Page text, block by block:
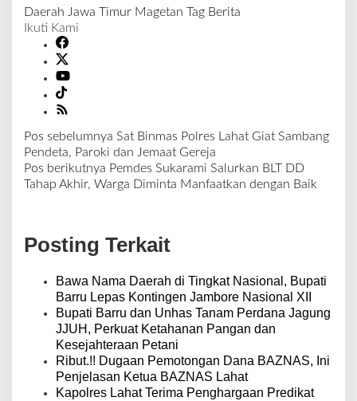
Daerah Jawa Timur Magetan Tag Berita
Ikuti Kami
N
a
v
a
s
Pos sebelumnya Sat Binmas Polres Lahat Giat Sambang
Pendeta, Paroki dan Jemaat Gereja
Pos berikutnya Pemdes Sukarami Salurkan BLT DD
Tahap Akhir, Warga Diminta Manfaatkan dengan Baik
Posting Terkait
Bawa Nama Daerah di Tingkat Nasional, Bupati
Barru Lepas Kontingen Jambore Nasional XII
Bupati Barru dan Unhas Tanam Perdana Jagung
JJUH, Perkuat Ketahanan Pangan dan
Kesejahteraan Petani
Ribut.!! Dugaan Pemotongan Dana BAZNAS, Ini
Penjelasan Ketua BAZNAS Lahat
Kapolres Lahat Terima Penghargaan Predikat